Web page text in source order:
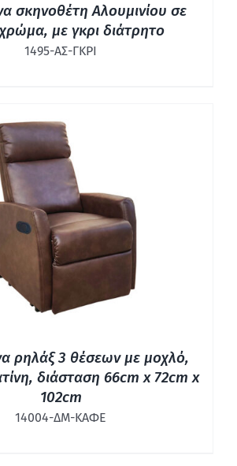
σκηνοθέτη Αλουμινίου σε
με γκρι διάτρητο
1495-ΑΣ-ΓΚΡΙ
ΛΕΠΤΟΜΈΡΕΙΕΣ
ρηλάξ 3 θέσεων με μοχλό,
διάσταση 66cm x 72cm x
102cm
14004-ΔΜ-ΚΑΦΕ